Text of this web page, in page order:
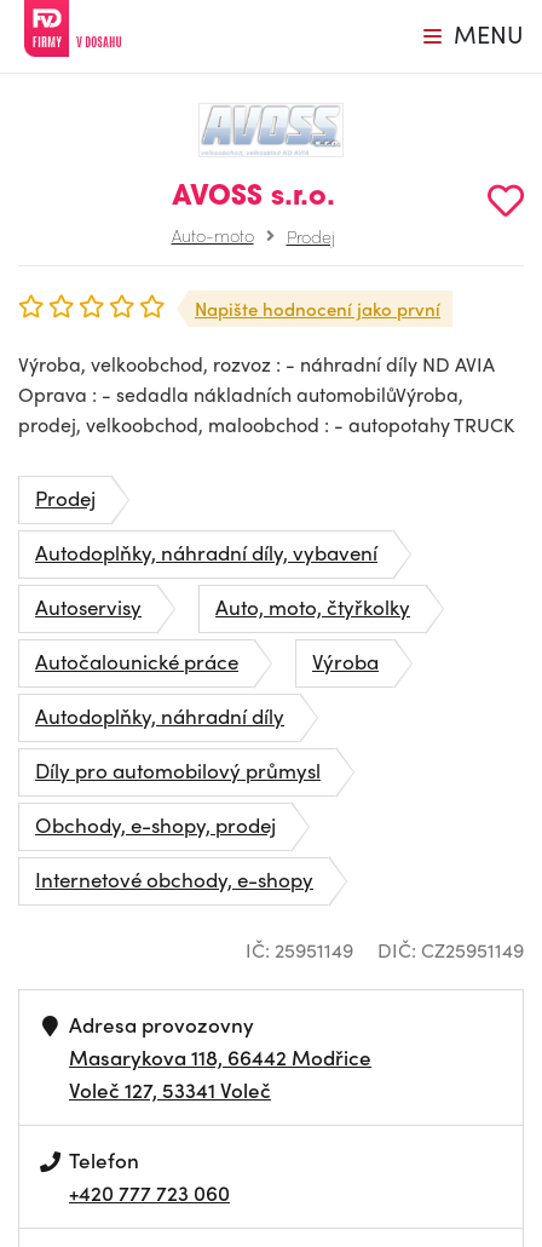
MENU
AVOSS s.r.o.
Auto-moto Prodej
Napište hodnocení jako první
Výroba, velkoobchod, rozvoz : - náhradní díly ND AVIA
Oprava : - sedadla nákladních automobilůVýroba,
prodej, velkoobchod, maloobchod : - autopotahy TRUCK
Prodej
Autodoplňky, náhradní díly, vybavení
Autoservisy
Auto, moto, čtyřkolky
Autočalounické práce
Výroba
Autodoplňky, náhradní díly
Díly pro automobilový průmysl
Obchody, e-shopy, prodej
Internetové obchody, e-shopy
IČ: 25951149 DIČ: CZ25951149
Adresa provozovny
Masarykova 118, 66442 Modřice
Voleč 127, 53341 Voleč
Telefon
+420 777 723 060